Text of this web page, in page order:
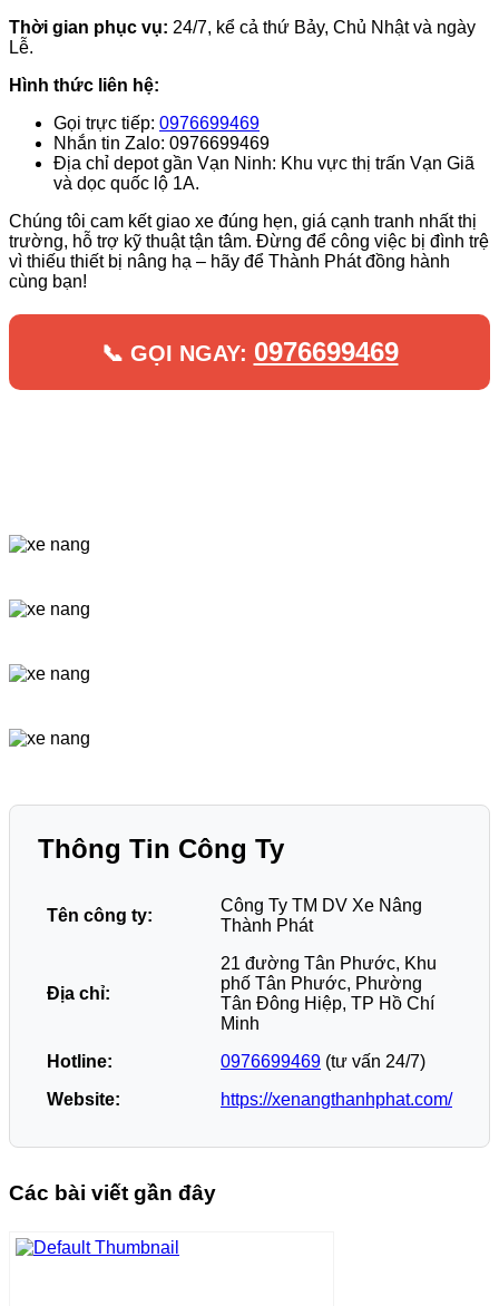
Thời gian phục vụ: 24/7, kể cả thứ Bảy, Chủ Nhật và ngày
Lễ.
Hình thức liên hệ:
Gọi trực tiếp: 0976699469
Nhắn tin Zalo: 0976699469
Địa chỉ depot gần Vạn Ninh: Khu vực thị trấn Vạn Giã
và dọc quốc lộ 1A.
Chúng tôi cam kết giao xe đúng hẹn, giá cạnh tranh nhất thị
trường, hỗ trợ kỹ thuật tận tâm. Đừng để công việc bị đình trệ
vì thiếu thiết bị nâng hạ – hãy để Thành Phát đồng hành
cùng bạn!
📞 GỌI NGAY: 0976699469
Thông Tin Công Ty
Tên công ty:
Công Ty TM DV Xe Nâng
Thành Phát
Địa chỉ:
21 đường Tân Phước, Khu
phố Tân Phước, Phường
Tân Đông Hiệp, TP Hồ Chí
Minh
Hotline:
0976699469 (tư vấn 24/7)
Website:
https://xenangthanhphat.com/
Các bài viết gần đây